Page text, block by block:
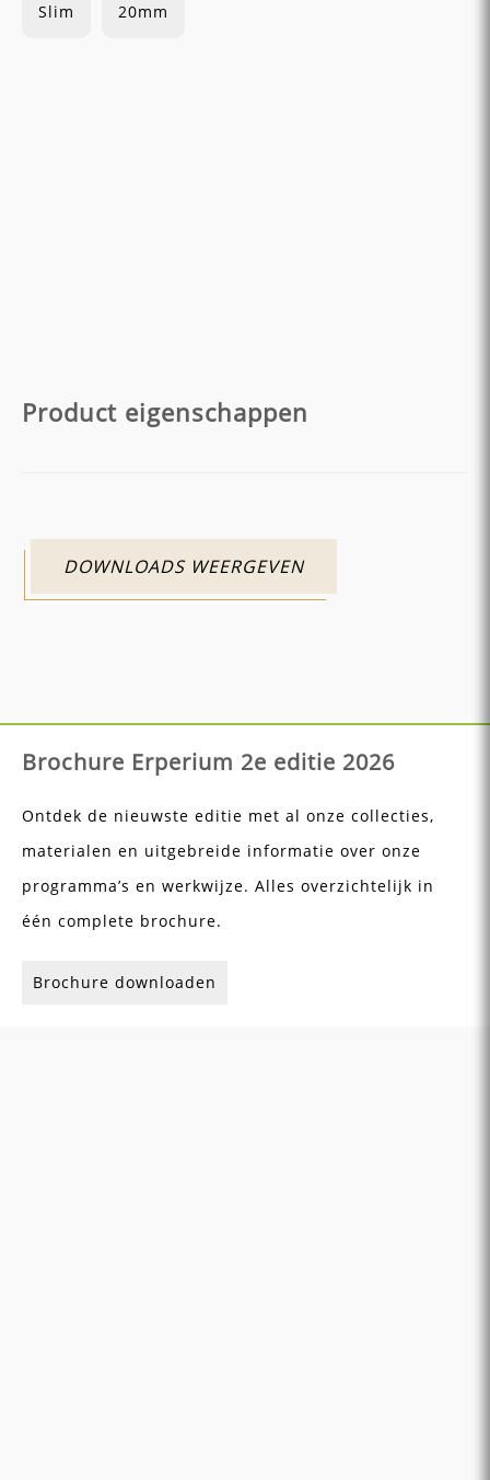
Slim 20mm
Product eigenschappen
DOWNLOADS WEERGEVEN
Brochure Erperium 2e editie 2026
Ontdek de nieuwste editie met al onze collecties,
materialen en uitgebreide informatie over onze
programma’s en werkwijze. Alles overzichtelijk in
één complete brochure.
Brochure downloaden